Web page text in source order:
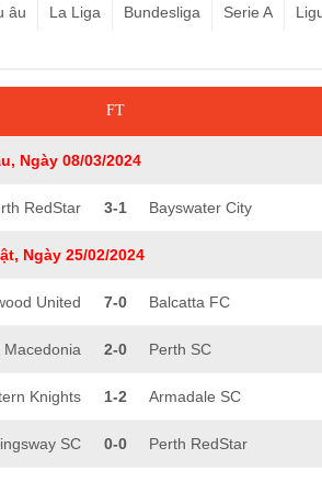
âu La Liga Bundesliga Serie A
FT
Ngày 08/03/2024
RedStar 3-1 Bayswater City
Ngày 25/02/2024
United 7-0 Balcatta FC
Macedonia 2-0 Perth SC
Knights 1-2 Armadale SC
SC 0-0 Perth RedStar